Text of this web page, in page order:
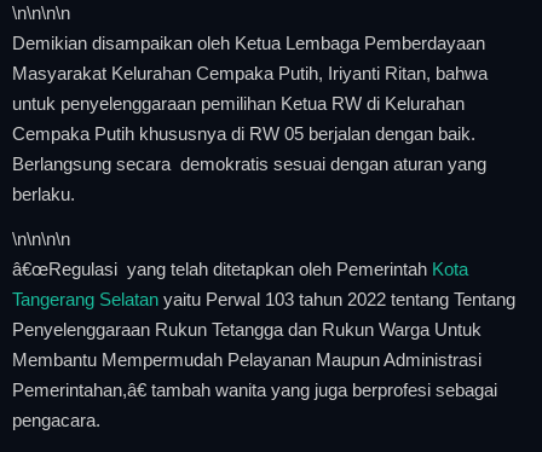
\n\n\n\n
Demikian disampaikan oleh Ketua Lembaga Pemberdayaan
Masyarakat Kelurahan Cempaka Putih, Iriyanti Ritan, bahwa
untuk penyelenggaraan pemilihan Ketua RW di Kelurahan
Cempaka Putih khususnya di RW 05 berjalan dengan baik.
Berlangsung secara demokratis sesuai dengan aturan yang
berlaku.
\n\n\n\n
â€œRegulasi yang telah ditetapkan oleh Pemerintah Kota
Tangerang Selatan yaitu Perwal 103 tahun 2022 tentang Tentang
Penyelenggaraan Rukun Tetangga dan Rukun Warga Untuk
Membantu Mempermudah Pelayanan Maupun Administrasi
Pemerintahan,â€ tambah wanita yang juga berprofesi sebagai
pengacara.